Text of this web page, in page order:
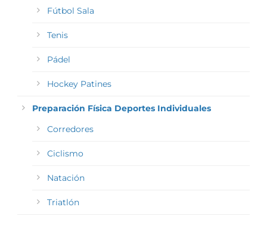
Fútbol Sala
Tenis
Pádel
Hockey Patines
Preparación Física Deportes Individuales
Corredores
Ciclismo
Natación
Triatlón